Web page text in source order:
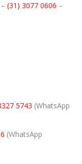
– (31) 3077 0606 –
5743 (WhatsApp
(WhatsApp